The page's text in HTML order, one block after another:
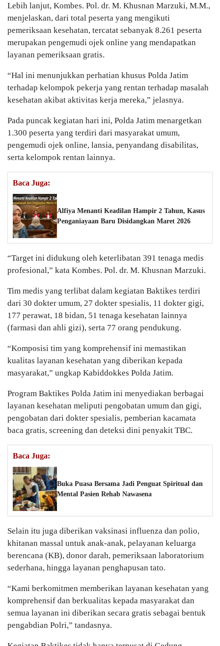
Lebih lanjut, Kombes. Pol. dr. M. Khusnan Marzuki, M.M.,
menjelaskan, dari total peserta yang mengikuti
pemeriksaan kesehatan, tercatat sebanyak 8.261 peserta
merupakan pengemudi ojek online yang mendapatkan
layanan pemeriksaan gratis.
“Hal ini menunjukkan perhatian khusus Polda Jatim
terhadap kelompok pekerja yang rentan terhadap masalah
kesehatan akibat aktivitas kerja mereka,” jelasnya.
Pada puncak kegiatan hari ini, Polda Jatim menargetkan
1.300 peserta yang terdiri dari masyarakat umum,
pengemudi ojek online, lansia, penyandang disabilitas,
serta kelompok rentan lainnya.
Baca Juga:
Alfiya Menanti Keadilan Hampir 2 Tahun, Kasus
Penganiayaan Baru Disidangkan Maret 2026
“Target ini didukung oleh keterlibatan 391 tenaga medis
profesional,” kata Kombes. Pol. dr. M. Khusnan Marzuki.
Tim medis yang terlibat dalam kegiatan Baktikes terdiri
dari 30 dokter umum, 27 dokter spesialis, 11 dokter gigi,
177 perawat, 18 bidan, 51 tenaga kesehatan lainnya
(farmasi dan ahli gizi), serta 77 orang pendukung.
“Komposisi tim yang komprehensif ini memastikan
kualitas layanan kesehatan yang diberikan kepada
masyarakat,” ungkap Kabiddokkes Polda Jatim.
Program Baktikes Polda Jatim ini menyediakan berbagai
layanan kesehatan meliputi pengobatan umum dan gigi,
pengobatan dari dokter spesialis, pemberian kacamata
baca gratis, screening dan deteksi dini penyakit TBC.
Baca Juga:
Buka Puasa Bersama Jadi Penguat Spiritual dan
Mental Pasien Rehab Nawasena
Selain itu juga diberikan vaksinasi influenza dan polio,
khitanan massal untuk anak-anak, pelayanan keluarga
berencana (KB), donor darah, pemeriksaan laboratorium
sederhana, hingga layanan penghapusan tato.
“Kami berkomitmen memberikan layanan kesehatan yang
komprehensif dan berkualitas kepada masyarakat dan
semua layanan ini diberikan secara gratis sebagai bentuk
pengabdian Polri,” tandasnya.